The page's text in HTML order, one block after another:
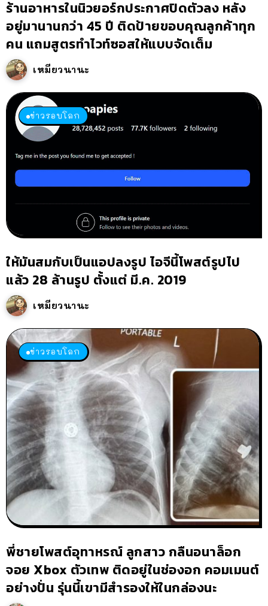
ร้านอาหารในนิวยอร์กประกาศปิดตัวลง หลัง
อยู่มานานกว่า 45 ปี ติดป้ายขอบคุณลูกค้าทุก
คน แถมสูตรทำไวท์ซอสให้แบบจัดเต็ม
เหมียวนานะ
ข่าวรอบโลก
ให้มันสมกับเป็นแอปลงรูป ไอจีนี้โพสต์รูปไป
แล้ว 28 ล้านรูป ตั้งแต่ มี.ค. 2019
เหมียวนานะ
ข่าวรอบโลก
พี่ชายโพสต์อุทาหรณ์ ลูกสาว กลืนอนาล็อก
จอย Xbox ตัวเทพ ติดอยู่ในช่องอก คอมเมนต์
อย่างปั่น รุ่นนี้เขามีสำรองให้ในกล่องนะ